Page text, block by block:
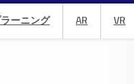
ーニング AR VR